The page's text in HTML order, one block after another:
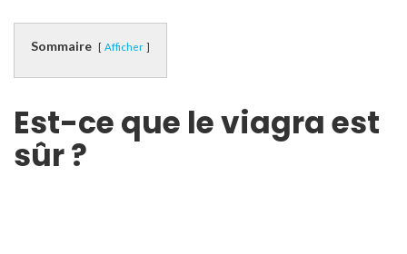
Sommaire Afficher
Est-ce que le viagra est
sûr ?